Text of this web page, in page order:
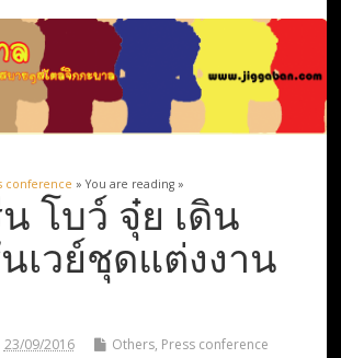
conference » You are reading »
โบว์ จุ๋ย เดิน
เวย์ชุดแต่งงาน
23/09/2016 Others, Press conference